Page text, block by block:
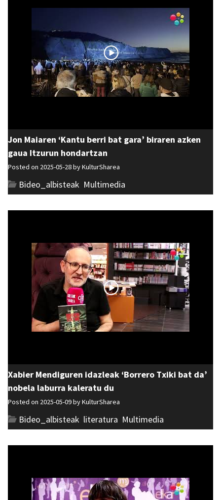
Jon Maiaren ‘Kantu berri bat gara’ biraren azken
gaua Itzurun hondartzan
Posted on 2025-05-28 byKulturSharea
Bideo_albisteak Multimedia
Xabier Mendiguren idazleak ‘Borrero Txiki bat da’
nobela laburra kaleratu du
Posted on 2025-05-09 byKulturSharea
Bideo_albisteak literatura Multimedia